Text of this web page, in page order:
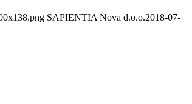
SAPIENTIA Nova d.o.o.2018-07-